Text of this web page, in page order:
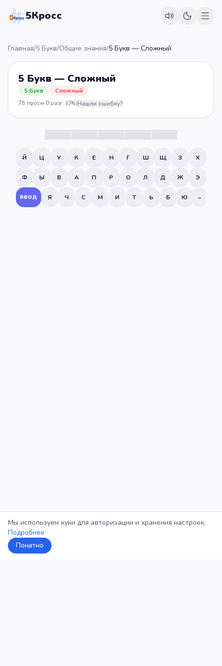
5Кросс
Главная/5 Букв/Общие знания/5 Букв — Сложный
5 Букв — Сложный
5 Букв Сложный
78 просм.0 разг. (0%)Нашли ошибку?
Й Ц У К Е Н Г Ш Щ З Х
Ф Ы В А П Р О Л Д Ж Э
ВВОД Я Ч С М И Т Ь Б Ю ←
Мы используем куки для авторизации и хранения настроек.
Подробнее
Понятно